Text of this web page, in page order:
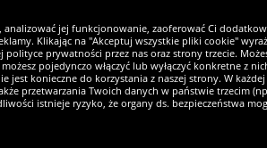
jej funkcjonowanie, zaoferować Ci
Klikając na "Akceptuj wszystkie pliki cookie"
prywatności przez nas oraz strony trzecie.
pojedynczo włączyć lub wyłączyć konkretne z
konieczne do korzystania z naszej strony. W
przetwarzania Twoich danych w państwie trzecim
istnieje ryzyko, że organy ds. bezpieczeństwa